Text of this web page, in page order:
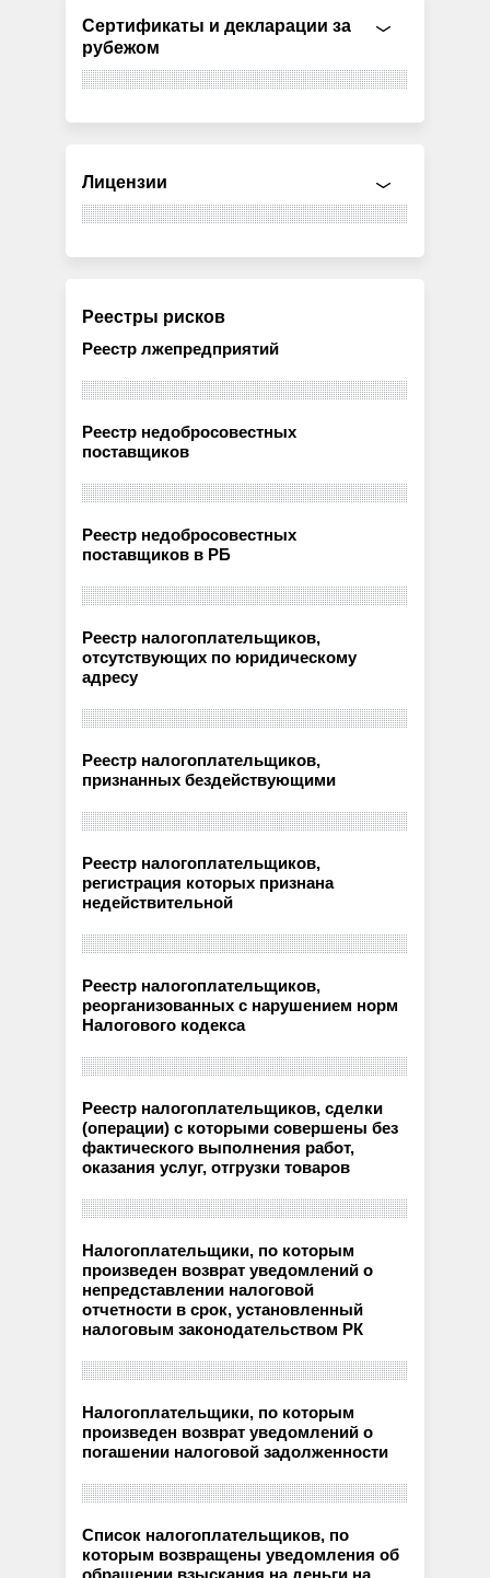
Сертификаты и декларации за
рубежом
Лицензии
Реестры рисков
Реестр лжепредприятий
Реестр недобросовестных
поставщиков
Реестр недобросовестных
поставщиков в РБ
Реестр налогоплательщиков,
отсутствующих по юридическому
адресу
Реестр налогоплательщиков,
признанных бездействующими
Реестр налогоплательщиков,
регистрация которых признана
недействительной
Реестр налогоплательщиков,
реорганизованных с нарушением норм
Налогового кодекса
Реестр налогоплательщиков, сделки
(операции) с которыми совершены без
фактического выполнения работ,
оказания услуг, отгрузки товаров
Налогоплательщики, по которым
произведен возврат уведомлений о
непредставлении налоговой
отчетности в срок, установленный
налоговым законодательством РК
Налогоплательщики, по которым
произведен возврат уведомлений о
погашении налоговой задолженности
Список налогоплательщиков, по
которым возвращены уведомления об
обращении взыскания на деньги на